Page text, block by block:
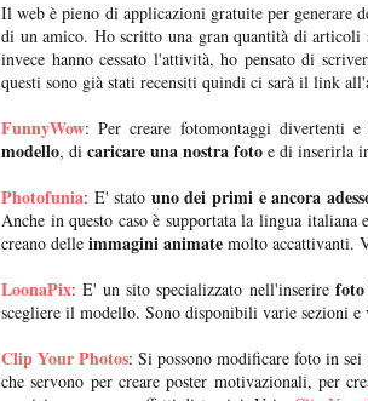
Il web è pieno di applicazioni gratuite per generare
di un amico. Ho scritto una gran quantità di
invece hanno cessato l'attività, ho pensato di
questi sono già stati recensiti quindi ci sarà il link
FunnyWow: Per creare fotomontaggi divertenti e
modello, di caricare una nostra foto e di inserirla
Photofunia: E' stato uno dei primi e ancora
Anche in questo caso è supportata la lingua
creano delle immagini animate molto accattivanti.
LoonaPix: E' un sito specializzato nell'inserire
scegliere il modello. Sono disponibili varie sezioni
Clip Your Photos: Si possono modificare foto in
che servono per creare poster motivazionali, per